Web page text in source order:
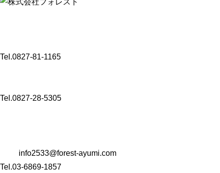
Tel.0827-81-1165
Tel.0827-28-5305
info2533@forest-ayumi.com
Tel.03-6869-1857